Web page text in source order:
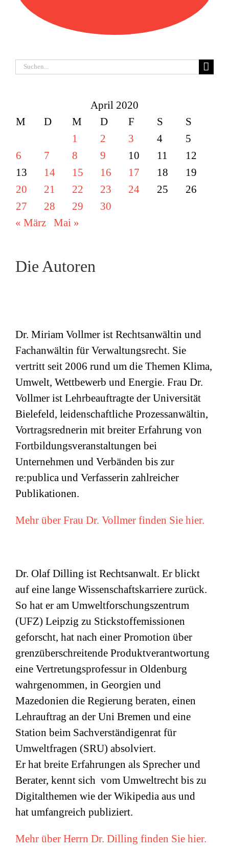
Suche
April 2020
M
D M D F S
S
1
2 3 4
5
6
7 8 9 10 11
12
13
14 15 16 17 18
19
20
21 22 23 24 25
26
27
28 29
30
« März
Mai »
Die Autoren
Dr. Miriam Vollmer ist Rechtsanwältin und
Fachanwältin für Verwaltungsrecht. Sie
vertritt seit 2006 rund um die Themen Klima,
Umwelt, Wettbewerb und Energie. Frau Dr.
Vollmer ist Lehrbeauftragte der Universität
Bielefeld, leidenschaftliche Prozessanwältin,
Vortragsrednerin mit breiter Erfahrung von
Fortbildungsveranstaltungen bei
Unternehmen und Verbänden bis zur
re:publica und Verfasserin zahlreicher
Publikationen.
Mehr über Frau Dr. Vollmer finden Sie hier.
Dr. Olaf Dilling ist Rechtsanwalt. Er blickt
auf eine lange Wissenschaftskarriere zurück.
So hat er am Umweltforschungszentrum
(UFZ) Leipzig zu Stickstoffemissionen
geforscht, hat nach einer Promotion über
grenzüberschreitende Produktverantwortung
eine Vertretungsprofessur in Oldenburg
wahrgenommen, in Georgien und
Mazedonien die Regierung beraten, einen
Lehrauftrag an der Uni Bremen und eine
Station beim Sachverständigenrat für
Umweltfragen (SRU) absolviert.
Er hat breite Erfahrungen als Sprecher und
Berater, kennt sich vom Umweltrecht bis zu
Digitalthemen wie der Wikipedia aus und
hat umfangreich publiziert.
Mehr über Herrn Dr. Dilling finden Sie hier.